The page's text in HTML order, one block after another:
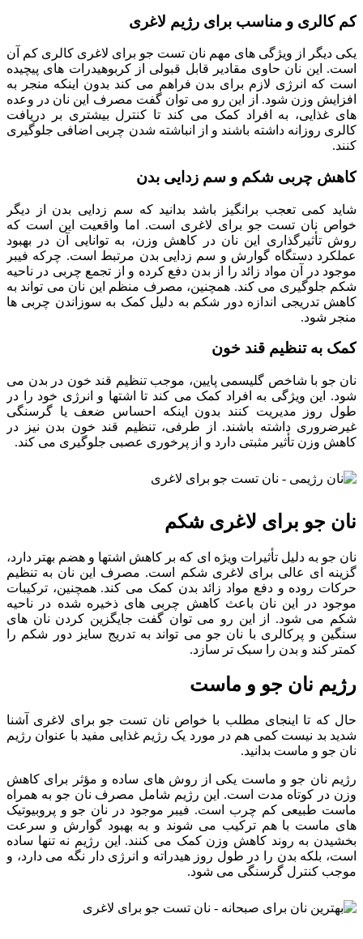
کم کالری و مناسب برای رژیم لاغری
یکی دیگر از ویژگی های مهم نان تست جو برای لاغری کالری کم آن
است. این نان حاوی مقادیر قابل قبولی از کربوهیدرات های پیچیده
است که انرژی لازم برای بدن فراهم می کند بدون اینکه منجر به
افزایش وزن شود. از این رو می توان گفت مصرف این نان در وعده
های غذایی، به افراد کمک می کند تا کنترل بیشتری بر دریافت
کالری روزانه داشته باشند و از انباشته شدن چربی اضافی جلوگیری
کنند.
کاهش چربی شکم و سم زدایی بدن
شاید کمی تعجب برانگیز باشد بدانید که سم زدایی بدن از دیگر
خواص نان تست جو برای لاغری است. اما واقعیت این است که
روش تأثیرگذاری این نان در کاهش وزن، به توانایی آن در بهبود
عملکرد دستگاه گوارش و سم زدایی بدن مرتبط است. چرکه فیبر
موجود در آن مواد زائد را از بدن دفع کرده و از تجمع چربی در ناحیه
شکم جلوگیری می کند. همچنین، مصرف منظم این نان می تواند به
کاهش تدریجی اندازه دور شکم به دلیل کمک به سوزاندن چربی ها
منجر شود.
کمک به تنظیم قند خون
نان جو با شاخص گلیسمی پایین، موجب تنظیم قند خون در بدن می
شود. این ویژگی به افراد کمک می کند تا اشتها و انرژی خود را در
طول روز مدیریت کنند بدون اینکه احساس ضعف یا گرسنگی
غیرضروری داشته باشند. از طرفی، تنظیم قند خون بدن نیز در
کاهش وزن تأثیر مثبتی دارد و از پرخوری عصبی جلوگیری می کند.
نان جو برای لاغری شکم
نان جو به دلیل تأثیرات ویژه ای که بر کاهش اشتها و هضم بهتر دارد،
گزینه ای عالی برای لاغری شکم است. مصرف این نان به تنظیم
حرکات روده و دفع مواد زائد بدن کمک می کند. همچنین، ترکیبات
موجود در این نان باعث کاهش چربی های ذخیره شده در ناحیه
شکم می شود. از این رو می توان گفت جایگزین کردن نان های
سنگین و پرکالری با نان جو می تواند به تدریج سایز دور شکم را
کمتر کند و بدن را سبک تر سازد.
رژیم نان جو و ماست
حال که تا اینجای مطلب با خواص نان تست جو برای لاغری آشنا
شدید بد نیست کمی هم در مورد یک رژیم غذایی مفید با عنوان رژیم
نان جو و ماست بدانید.
رژیم نان جو و ماست یکی از روش های ساده و مؤثر برای کاهش
وزن در کوتاه مدت است. این رژیم شامل مصرف نان جو به همراه
ماست طبیعی کم چرب است. فیبر موجود در نان جو و پروبیوتیک
های ماست با هم ترکیب می شوند و به بهبود گوارش و سرعت
بخشیدن به روند کاهش وزن کمک می کنند. این رژیم نه تنها ساده
است، بلکه بدن را در طول روز هیدراته و انرژی دار نگه می دارد، و
موجب کنترل گرسنگی می شود.